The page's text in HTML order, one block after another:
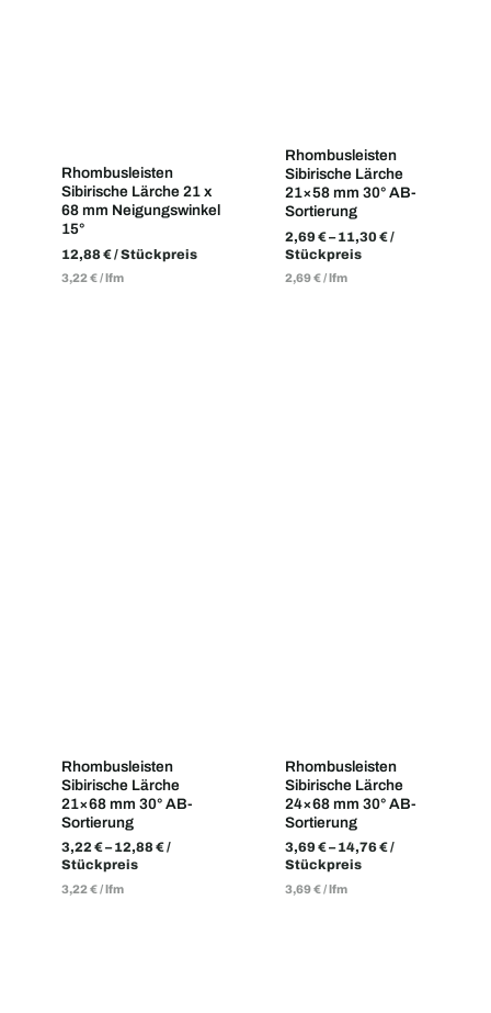
Rhombusleisten
Sibirische Lärche 21 x
68 mm Neigungswinkel
15°
12,88€/ Stückpreis
3,22€/lfm
Rhombusleisten
Sibirische Lärche
21×58 mm 30° AB-
Sortierung
2,69€–11,30€/
Stückpreis
2,69€/lfm
Rhombusleisten
Sibirische Lärche
21×68 mm 30° AB-
Sortierung
3,22€–12,88€/
Stückpreis
3,22€/lfm
Rhombusleisten
Sibirische Lärche
24×68 mm 30° AB-
Sortierung
3,69€–14,76€/
Stückpreis
3,69€/lfm